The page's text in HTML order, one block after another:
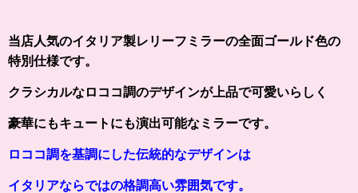
当店人気のイタリア製レリーフミラーの全面ゴールド色の
特別仕様です。
クラシカルなロココ調のデザインが上品で可愛いらしく
豪華にもキュートにも演出可能なミラーです。
ロココ調を基調にした伝統的なデザインは
イタリアならではの格調高い雰囲気です。